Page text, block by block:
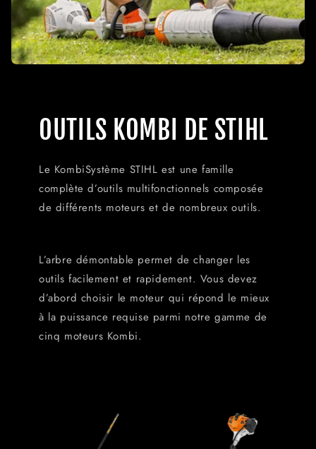
OUTILS KOMBI DE STIHL
Le KombiSystème STIHL est une famille
complète d’outils multifonctionnels composée
de différents moteurs et de nombreux outils.
L’arbre démontable permet de changer les
outils facilement et rapidement. Vous devez
d’abord choisir le moteur qui répond le mieux
à la puissance requise parmi notre gamme de
cinq moteurs Kombi.